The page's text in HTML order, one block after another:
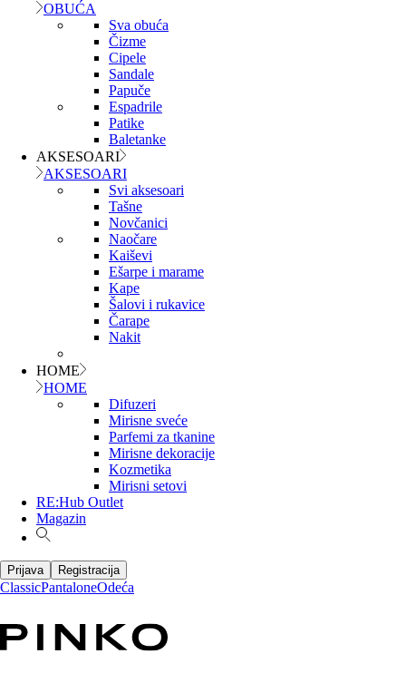
OBUĆA
Sva obuća
Čizme
Cipele
Sandale
Papuče
Espadrile
Patike
Baletanke
AKSESOARI
AKSESOARI
Svi aksesoari
Tašne
Novčanici
Naočare
Kaiševi
Ešarpe i marame
Kape
Šalovi i rukavice
Čarape
Nakit
HOME
HOME
Difuzeri
Mirisne sveće
Parfemi za tkanine
Mirisne dekoracije
Kozmetika
Mirisni setovi
RE:Hub Outlet
Magazin
Prijava Registracija
ClassicPantaloneOdeća